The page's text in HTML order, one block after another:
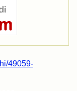
49059-